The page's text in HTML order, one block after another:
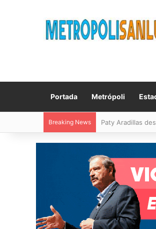
Portada Metrópoli
Breaking News Villa de Pozos